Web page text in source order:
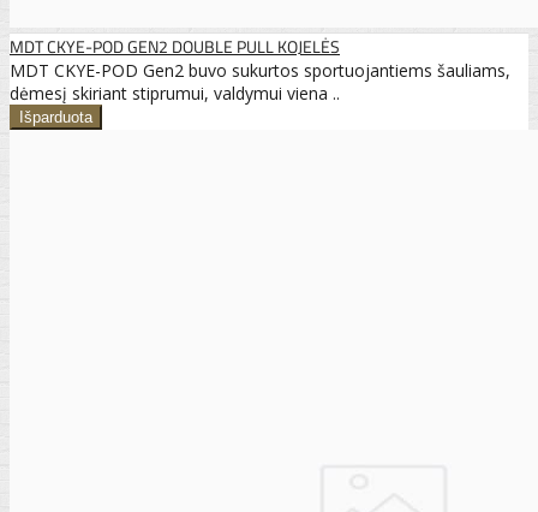
MDT CKYE-POD GEN2 DOUBLE PULL KOJELĖS
MDT CKYE-POD Gen2 buvo sukurtos sportuojantiems šauliams,
dėmesį skiriant stiprumui, valdymui viena ..